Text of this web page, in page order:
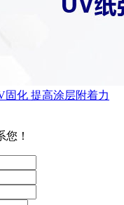
固化 提高涂层附着力
！